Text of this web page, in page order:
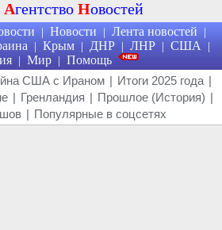
Агентство Новостей
| Новости | Лента новостей |
| Крым | ДНР | ЛНР | США |
| Мир | Помощь
США с Ираном | Итоги 2025 года |
| Гренландия | Прошлое (История) |
| Популярные в соцсетях